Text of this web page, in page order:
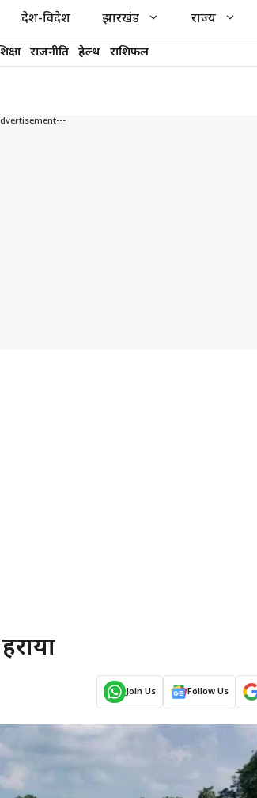
देश-विदेश झारखंड राज्य
राजनीति हेल्थ राशिफल
Join Us Follow Us